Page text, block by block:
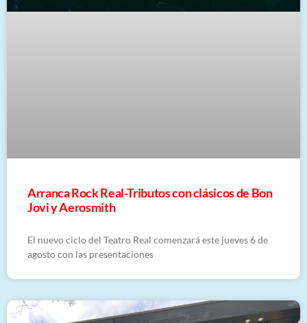
Arranca Rock Real-Tributos con clásicos de Bon
Jovi y Aerosmith
El nuevo ciclo del Teatro Real comenzará este jueves 6 de
agosto con las presentaciones